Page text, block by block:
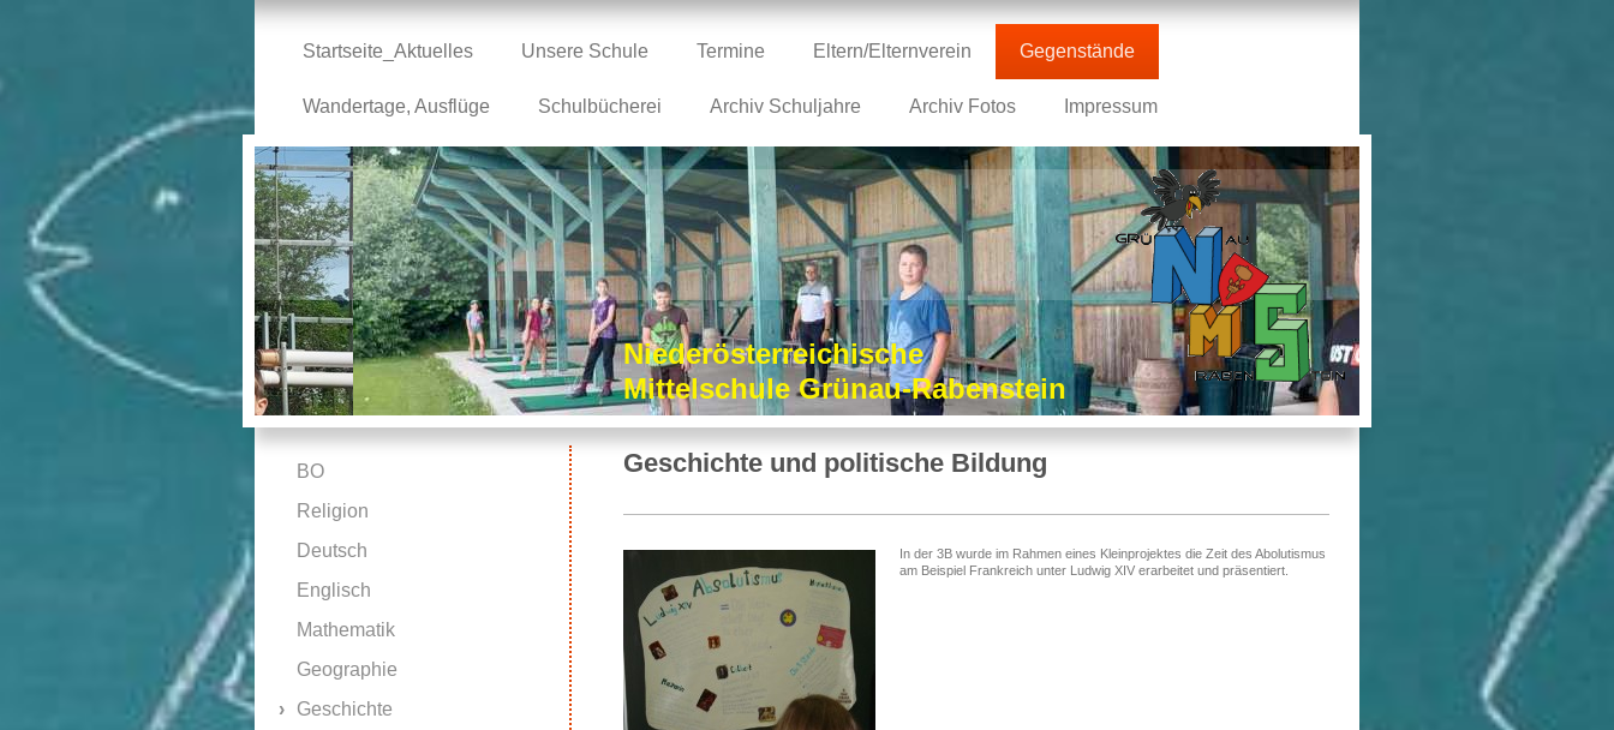
Startseite_Aktuelles Unsere Schule Termine Eltern/Elternverein Gegenstände
Wandertage, Ausflüge Schulbücherei Archiv Schuljahre Archiv Fotos Impressum
Niederösterreichische
Mittelschule Grünau-Rabenstein
Geschichte und politische Bildung
In der 3B wurde im Rahmen eines Kleinprojektes die Zeit des Abolutismus
am Beispiel Frankreich unter Ludwig XIV erarbeitet und präsentiert.
BO
Religion
Deutsch
Englisch
Mathematik
Geographie
Geschichte